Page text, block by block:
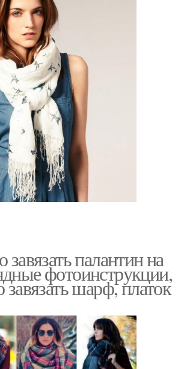
завязать палантин на
фотоинструкции,
завязать шарф, платок